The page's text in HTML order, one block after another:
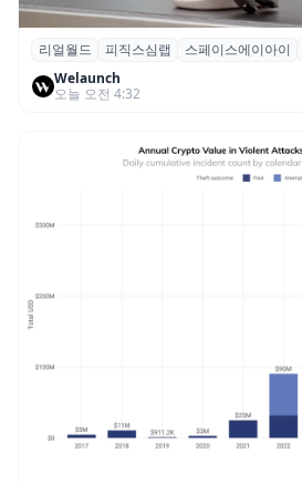
리얼월드, 로봇테크 스타트
휴머노이드 표준 만든다
리얼월드 피직스심랩 스페이스에이아이
Welaunch
오늘 오전 4:32